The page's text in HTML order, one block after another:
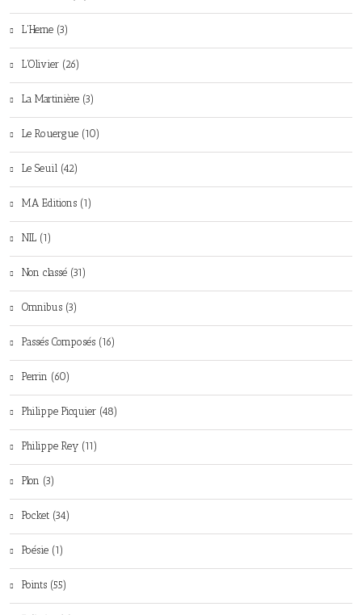
L'Herne (3)
L'Olivier (26)
La Martinière (3)
Le Rouergue (10)
Le Seuil (42)
MA Editions (1)
NIL (1)
Non classé (31)
Omnibus (3)
Passés Composés (16)
Perrin (60)
Philippe Picquier (48)
Philippe Rey (11)
Plon (3)
Pocket (34)
Poésie (1)
Points (55)